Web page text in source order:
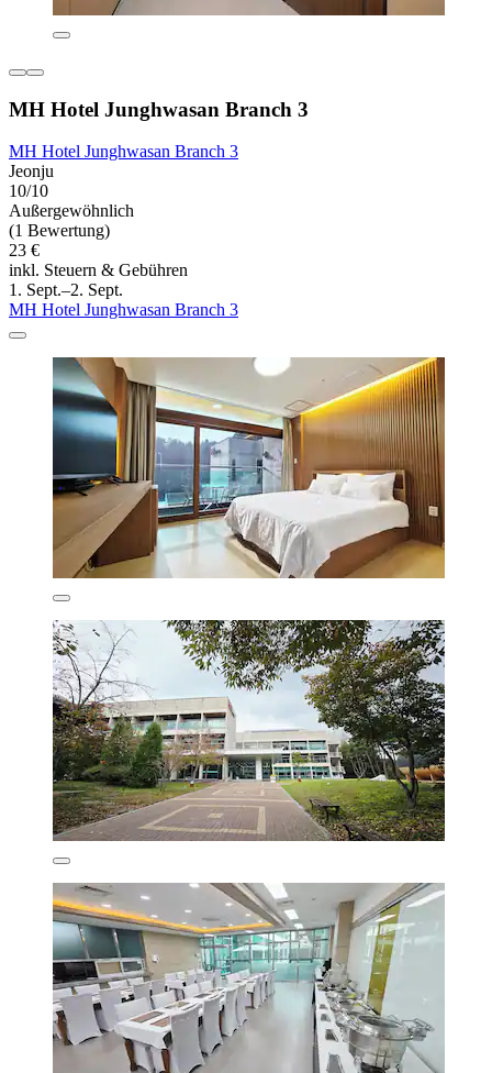
MH Hotel Junghwasan Branch 3
MH Hotel Junghwasan Branch 3
Jeonju
10/10
Außergewöhnlich
(1 Bewertung)
23 €
inkl. Steuern & Gebühren
1. Sept.–2. Sept.
MH Hotel Junghwasan Branch 3